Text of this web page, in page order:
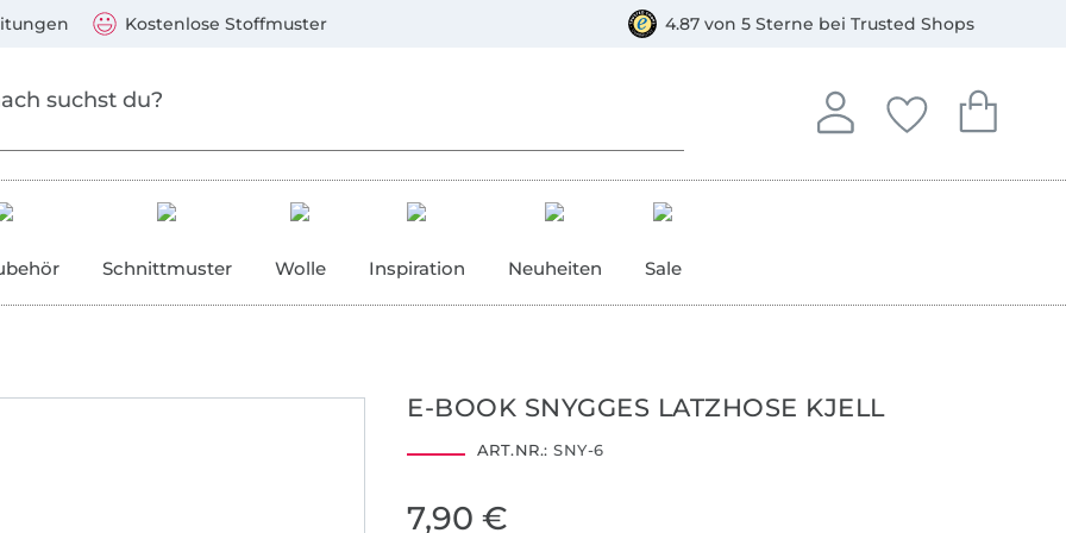
Kostenlose Stoffmuster 4.87 von 5 Sterne bei Trusted Shops
Anmelden
In deinem Konto
Deine
Du hast keine
Dein
Du hast
Schnittmuster Wolle Inspiration Neuheiten Sale
E-BOOK SNYGGES LATZHOSE KJELL
ART.NR.: SNY-6
7,90 €
Mastercard, PayPal, Giropay, Kauf auf Rechnung, Vorkasse